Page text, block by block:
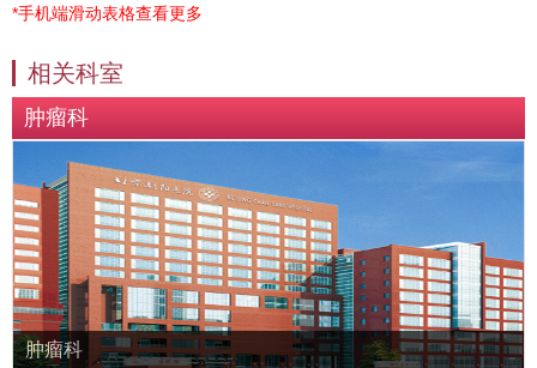
*手机端滑动表格查看更多
相关科室
肿瘤科
肿瘤科